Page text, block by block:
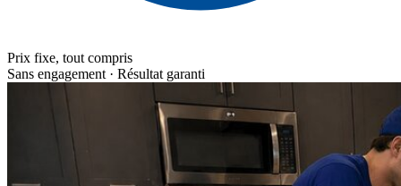
Prix fixe, tout compris
Sans engagement · Résultat garanti